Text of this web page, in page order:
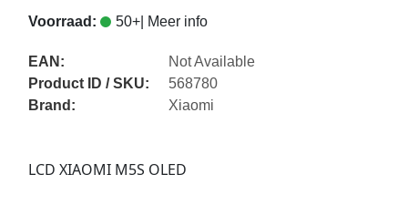
Voorraad: 50+| Meer info
EAN:
Not Available
Product ID / SKU:
568780
Brand:
Xiaomi
LCD XIAOMI M5S OLED